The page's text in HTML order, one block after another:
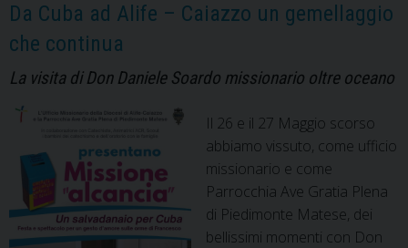
Da Cuba ad Alife – Caiazzo un gemellaggio
che continua
La visita di Don Daniele Soardo missionario oltre oceano
Il 26 e il 27 Maggio scorso
abbiamo vissuto, come ufficio
missionario e come
Parrocchia Ave Gratia Plena
di Piedimonte Matese, dei
bellissimi momenti con Don